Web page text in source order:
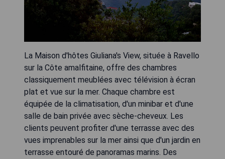
La Maison d'hôtes Giuliana's View, située à Ravello
sur la Côte amalfitaine, offre des chambres
classiquement meublées avec télévision à écran
plat et vue sur la mer. Chaque chambre est
équipée de la climatisation, d'un minibar et d'une
salle de bain privée avec sèche-cheveux. Les
clients peuvent profiter d'une terrasse avec des
vues imprenables sur la mer ainsi que d'un jardin en
terrasse entouré de panoramas marins. Des